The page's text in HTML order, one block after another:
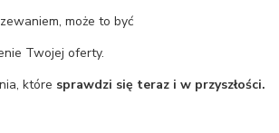
może to być
Twojej oferty.
które sprawdzi się teraz i w przyszłości.